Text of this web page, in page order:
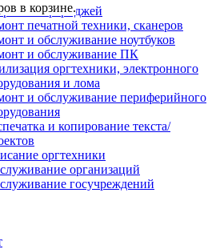
в корзине.
картриджей
печатной техники, сканеров
и обслуживание ноутбуков
и обслуживание ПК
оргтехники, электронного
и лома
и обслуживание периферийного
и копирование текста/
оргтехники
организаций
госучреждений